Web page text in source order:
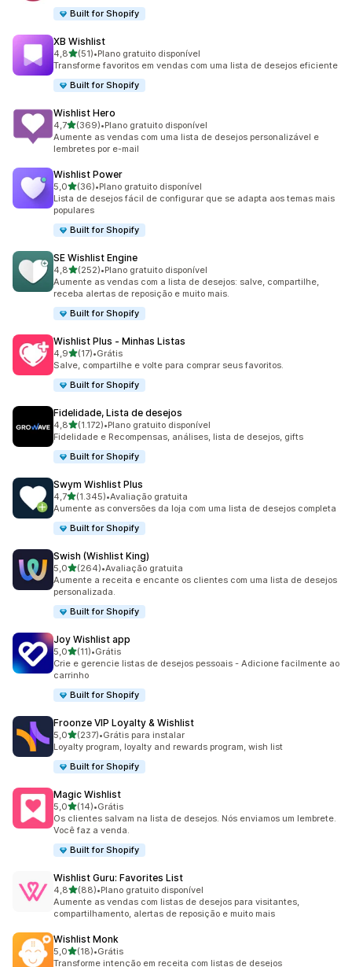
Built for Shopify
XB Wishlist
4,8de 5 estrelas
(51)
51 avaliações ao todo
•Plano gratuito disponível
Transforme favoritos em vendas com uma lista de desejos eficiente
Built for Shopify
Wishlist Hero
4,7de 5 estrelas
(369)
369 avaliações ao todo
•Plano gratuito disponível
Aumente as vendas com uma lista de desejos personalizável e
lembretes por e-mail
Wishlist Power
5,0de 5 estrelas
(36)
36 avaliações ao todo
•Plano gratuito disponível
Lista de desejos fácil de configurar que se adapta aos temas mais
populares
Built for Shopify
SE Wishlist Engine
4,8de 5 estrelas
(252)
252 avaliações ao todo
•Plano gratuito disponível
Aumente as vendas com a lista de desejos: salve, compartilhe,
receba alertas de reposição e muito mais.
Built for Shopify
Wishlist Plus ‑ Minhas Listas
4,9de 5 estrelas
(17)
17 avaliações ao todo
•Grátis
Salve, compartilhe e volte para comprar seus favoritos.
Built for Shopify
Fidelidade, Lista de desejos
4,8de 5 estrelas
(1.172)
1172 avaliações ao todo
•Plano gratuito disponível
Fidelidade e Recompensas, análises, lista de desejos, gifts
Built for Shopify
Swym Wishlist Plus
4,7de 5 estrelas
(1.345)
1345 avaliações ao todo
•Avaliação gratuita
Aumente as conversões da loja com uma lista de desejos completa
Built for Shopify
Swish (Wishlist King)
5,0de 5 estrelas
(264)
264 avaliações ao todo
•Avaliação gratuita
Aumente a receita e encante os clientes com uma lista de desejos
personalizada.
Built for Shopify
Joy Wishlist app
5,0de 5 estrelas
(11)
11 avaliações ao todo
•Grátis
Crie e gerencie listas de desejos pessoais - Adicione facilmente ao
carrinho
Built for Shopify
Froonze VIP Loyalty & Wishlist
5,0de 5 estrelas
(237)
237 avaliações ao todo
•Grátis para instalar
Loyalty program, loyalty and rewards program, wish list
Built for Shopify
Magic Wishlist
5,0de 5 estrelas
(14)
14 avaliações ao todo
•Grátis
Os clientes salvam na lista de desejos. Nós enviamos um lembrete.
Você faz a venda.
Built for Shopify
Wishlist Guru: Favorites List
4,8de 5 estrelas
(88)
88 avaliações ao todo
•Plano gratuito disponível
Aumente as vendas com listas de desejos para visitantes,
compartilhamento, alertas de reposição e muito mais
Wishlist Monk
5,0de 5 estrelas
(18)
18 avaliações ao todo
•Grátis
Transforme intenção em receita com listas de desejos